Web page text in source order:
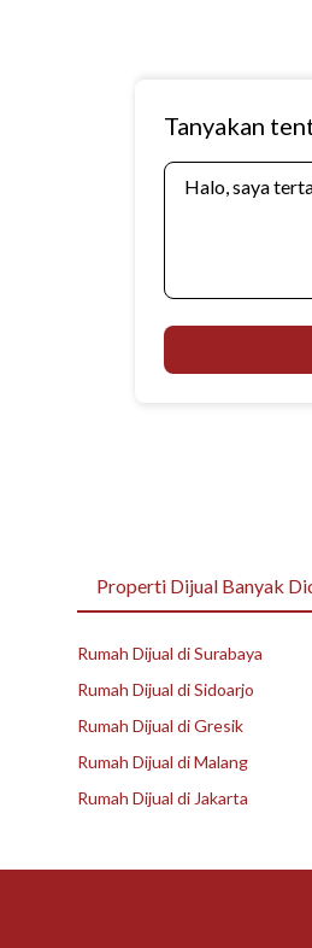
Tanyakan
Properti Dijual Banyak
Rumah Dijual di Surabaya
Rumah Dijual di Sidoarjo
Rumah Dijual di Gresik
Rumah Dijual di Malang
Rumah Dijual di Jakarta